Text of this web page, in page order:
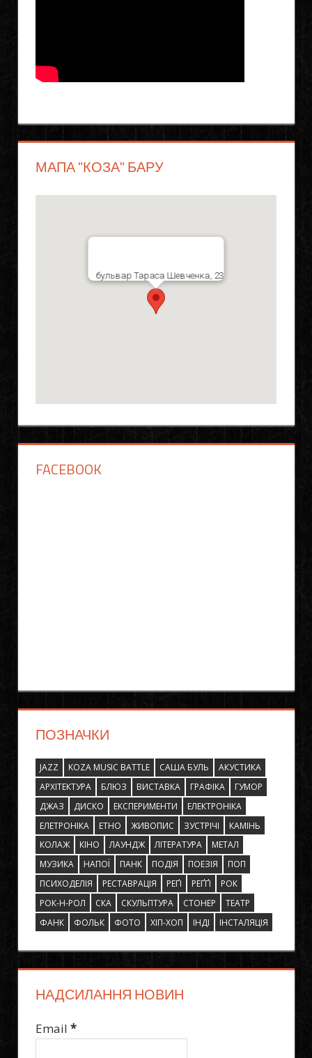
МАПА "КОЗА" БАРУ
бульвар Тараса Шевченка, 23
FACEBOOK
ПОЗНАЧКИ
JAZZ KOZA MUSIC BATTLE САША БУЛЬ
АКУСТИКА
АРХІТЕКТУРА
БЛЮЗ ВИСТАВКА ГРАФІКА
ГУМОР
ДЖАЗ
ДИСКО ЕКСПЕРИМЕНТИ
ЕЛЕКТРОНІКА
ЕЛЕТРОНІКА
ЕТНО ЖИВОПИС ЗУСТРІЧІ
КАМІНЬ
КОЛАЖ
КІНО ЛАУНДЖ ЛІТЕРАТУРА
МЕТАЛ
МУЗИКА
НАПОЇ ПАНК ПОДІЯ ПОЕЗІЯ
ПОП
ПСИХОДЕЛІЯ
РЕСТАВРАЦІЯ РЕҐІ РЕҐҐІ
РОК
РОК-Н-РОЛ
СКА СКУЛЬПТУРА СТОНЕР
ТЕАТР
ФАНК
ФОЛЬК ФОТО ХІП-ХОП ІНДІ ІНСТАЛЯЦІЯ
НАДСИЛАННЯ НОВИН
Email *